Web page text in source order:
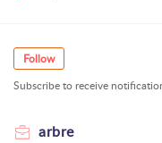
Follow
Subscribe to receive
arbre